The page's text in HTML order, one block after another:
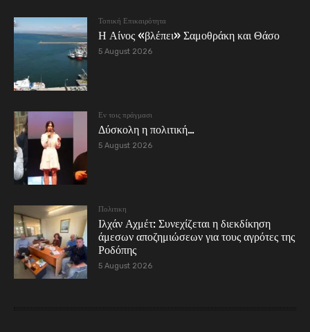
Τοπική Επικαιρότητα
Η Αίνος «βλέπει» Σαμοθράκη και Θάσο
5 August 2026
Εν τοις πράγμασι
Δύσκολη η πολιτική…
5 August 2026
Πολιτικη
Ιλχάν Αχμέτ: Συνεχίζεται η διεκδίκηση
άμεσων αποζημιώσεων για τους αγρότες της
Ροδόπης
5 August 2026